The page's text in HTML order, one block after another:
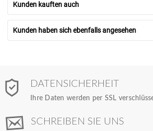
Kunden kauften auch
Kunden haben sich ebenfalls angesehen
DATENSICHERHEIT
Ihre Daten werden per SSL
SCHREIBEN SIE UNS